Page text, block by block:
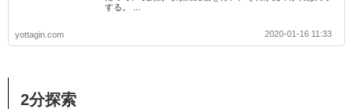
する。 ...
yottagin.com 2020-01-16 11:33
2分探索